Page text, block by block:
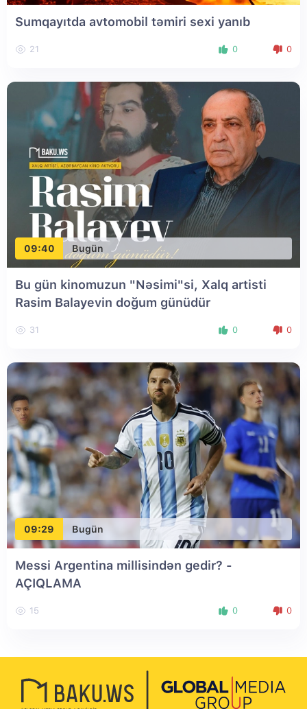
Sumqayıtda avtomobil təmiri sexi yanıb
21 0 0
09:40 Bugün
Bu gün kinomuzun "Nəsimi"si, Xalq artisti
Rasim Balayevin doğum günüdür
31 0 0
09:29 Bugün
Messi Argentina millisindən gedir? -
AÇIQLAMA
15 0 0